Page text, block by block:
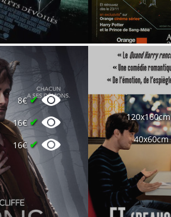
8€✔
16€✔
16€ ✔
120x160cm
40x60cm